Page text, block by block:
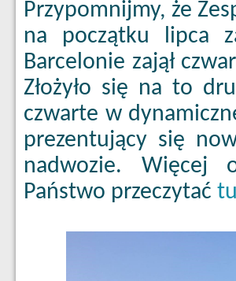
Przypomnijmy, że
na początku lipca
Barcelonie zajął
Złożyło się na to
czwarte w
prezentujący się
nadwozie. Więcej
Państwo przeczytać